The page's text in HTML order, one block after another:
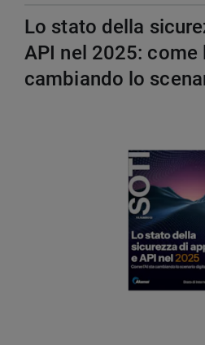
Lo stato della
API nel 2025: come
cambiando lo